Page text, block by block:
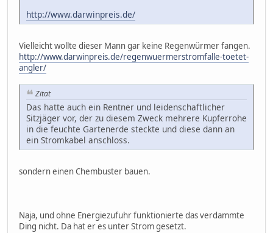
http://www.darwinpreis.de/
Vielleicht wollte dieser Mann gar keine Regenwürmer fangen.
http://www.darwinpreis.de/regenwuermerstromfalle-toetet-
angler/
Zitat
Das hatte auch ein Rentner und leidenschaftlicher
Sitzjäger vor, der zu diesem Zweck mehrere Kupferrohe
in die feuchte Gartenerde steckte und diese dann an
ein Stromkabel anschloss.
sondern einen Chembuster bauen.
Naja, und ohne Energiezufuhr funktionierte das verdammte
Ding nicht. Da hat er es unter Strom gesetzt.